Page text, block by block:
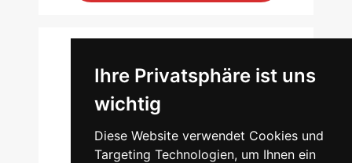
Ihre Privatsphäre ist uns
wichtig
Diese Website verwendet Cookies und
Targeting Technologien, um Ihnen ein
LÜBECK
23556 Lübeck